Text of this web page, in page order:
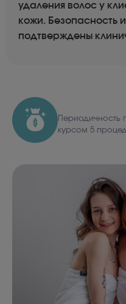
удаления волос у
кожи. Безопасность
подтверждены
Периодичность
курсом 5